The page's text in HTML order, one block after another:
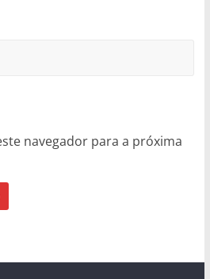
navegador para a próxima